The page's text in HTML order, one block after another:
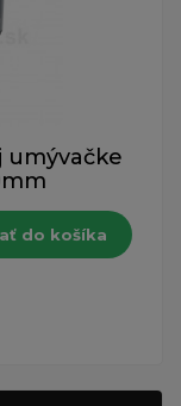
umývačke
do košíka